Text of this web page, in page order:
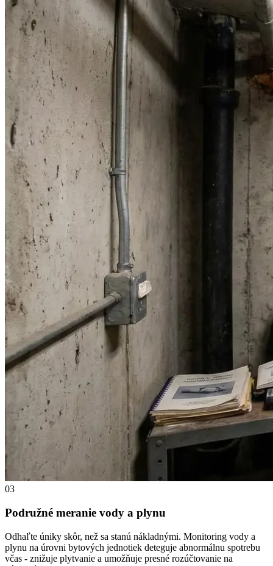
03
Podružné meranie vody a plynu
Odhaľte úniky skôr, než sa stanú nákladnými. Monitoring vody a
plynu na úrovni bytových jednotiek deteguje abnormálnu spotrebu
včas - znižuje plytvanie a umožňuje presné rozúčtovanie na